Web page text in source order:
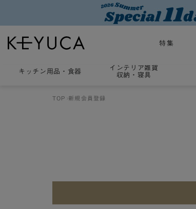
特集
キッチン用品 ・ 食器
インテリア雑貨
収納・寝具
TOP 新規会員登録